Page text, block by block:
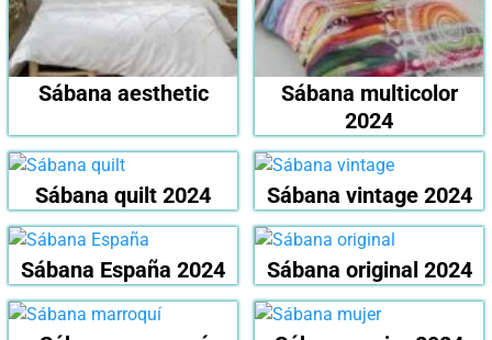
Sábana aesthetic
Sábana multicolor
2024
Sábana quilt 2024 Sábana vintage 2024
Sábana España 2024 Sábana original 2024